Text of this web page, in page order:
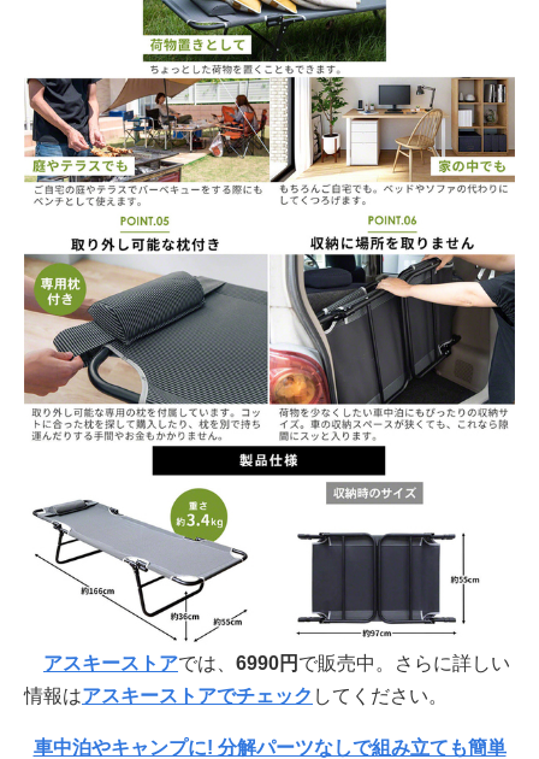
アスキーストアでは、 6990円 で販売中。さらに詳しい
情報はアスキーストアでチェック してください。
車中泊やキャンプに! 分解パーツなしで組み立ても簡単